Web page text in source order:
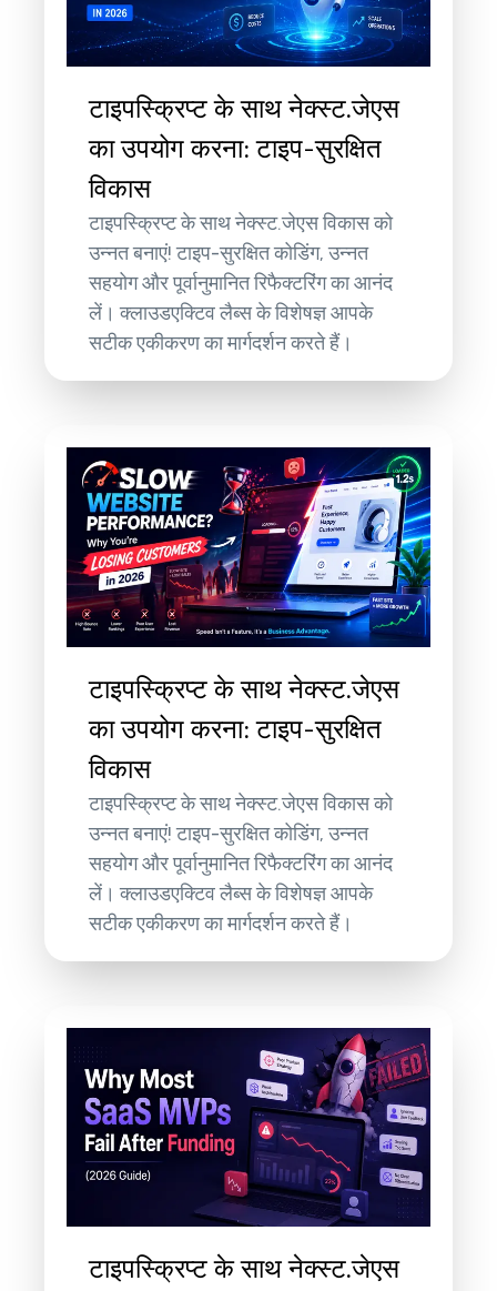
टाइपस्क्रिप्ट के साथ नेक्स्ट.जेएस
का उपयोग करना: टाइप-सुरक्षित
विकास
टाइपस्क्रिप्ट के साथ नेक्स्ट.जेएस विकास को
उन्नत बनाएं! टाइप-सुरक्षित कोडिंग, उन्नत
सहयोग और पूर्वानुमानित रिफैक्टरिंग का आनंद
लें। क्लाउडएक्टिव लैब्स के विशेषज्ञ आपके
सटीक एकीकरण का मार्गदर्शन करते हैं।
टाइपस्क्रिप्ट के साथ नेक्स्ट.जेएस
का उपयोग करना: टाइप-सुरक्षित
विकास
टाइपस्क्रिप्ट के साथ नेक्स्ट.जेएस विकास को
उन्नत बनाएं! टाइप-सुरक्षित कोडिंग, उन्नत
सहयोग और पूर्वानुमानित रिफैक्टरिंग का आनंद
लें। क्लाउडएक्टिव लैब्स के विशेषज्ञ आपके
सटीक एकीकरण का मार्गदर्शन करते हैं।
टाइपस्क्रिप्ट के साथ नेक्स्ट.जेएस